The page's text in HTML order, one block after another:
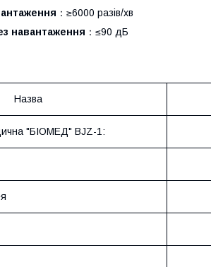
：≥6000 разів/хв
навантаження ：≤90 дБ
Назва
"БІОМЕД" BJZ-1: